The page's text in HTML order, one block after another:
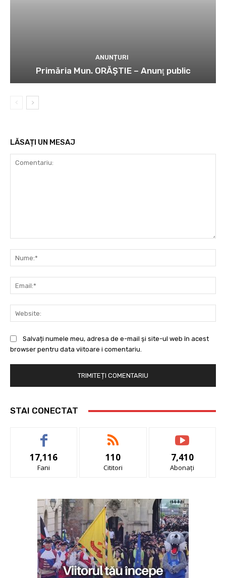
ANUNȚURI
Primăria Mun. ORĂȘTIE – Anunţ public
LĂSAȚI UN MESAJ
Salvați numele meu, adresa de e-mail și site-ul web în acest
browser pentru data viitoare i comentariu.
STAI CONECTAT
17,116
Fani
110
Cititori
7,410
Abonați